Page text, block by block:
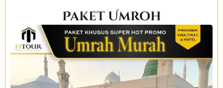
Paket Umroh